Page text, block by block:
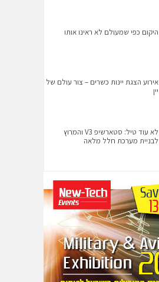
היקום כפי שמעולם לא ראינו אותו
אירוע הצגת יינות כשרים – צור עולם של
יין
לא עוד טיל: סטארשיפ V3 והמרוץ
לבניית מערכת חלל מלאה